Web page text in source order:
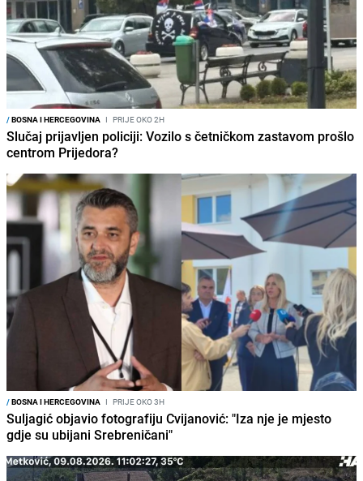
/BOSNA I HERCEGOVINA I PRIJE OKO 2H
Slučaj prijavljen policiji: Vozilo s četničkom zastavom prošlo
centrom Prijedora?
/BOSNA I HERCEGOVINA I PRIJE OKO 3H
Suljagić objavio fotografiju Cvijanović: "Iza nje je mjesto
gdje su ubijani Srebreničani"